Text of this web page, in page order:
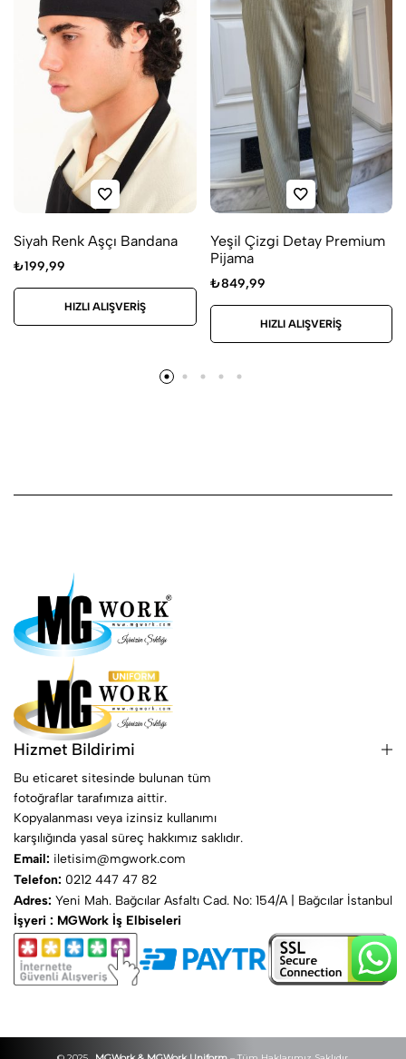
Siyah Renk Aşçı Bandana
₺199,99
HIZLI ALIŞVERIŞ
Yeşil Çizgi Detay Premium
Pijama
₺849,99
HIZLI ALIŞVERIŞ
Hizmet Bildirimi
Bu eticaret sitesinde bulunan tüm
fotoğraflar tarafımıza aittir.
Kopyalanması veya izinsiz kullanımı
karşılığında yasal süreç hakkımız saklıdır.
Email: iletisim@mgwork.com
Telefon: 0212 447 47 82
Adres: Yeni Mah. Bağcılar Asfaltı Cad. No: 154/A | Bağcılar İstanbul
İşyeri : MGWork İş Elbiseleri